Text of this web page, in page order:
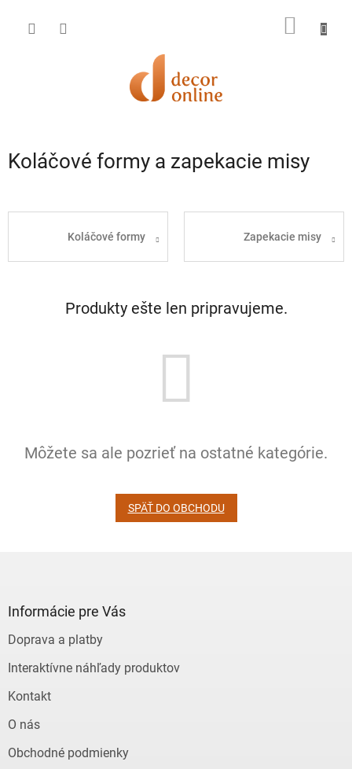
obsah
Koláčové formy a zapekacie misy
Koláčové formy Zapekacie misy
Produkty ešte len pripravujeme.
Môžete sa ale pozrieť na ostatné kategórie.
SPÄŤ DO OBCHODU
Informácie pre Vás
Doprava a platby
Interaktívne náhľady produktov
Kontakt
O nás
Obchodné podmienky